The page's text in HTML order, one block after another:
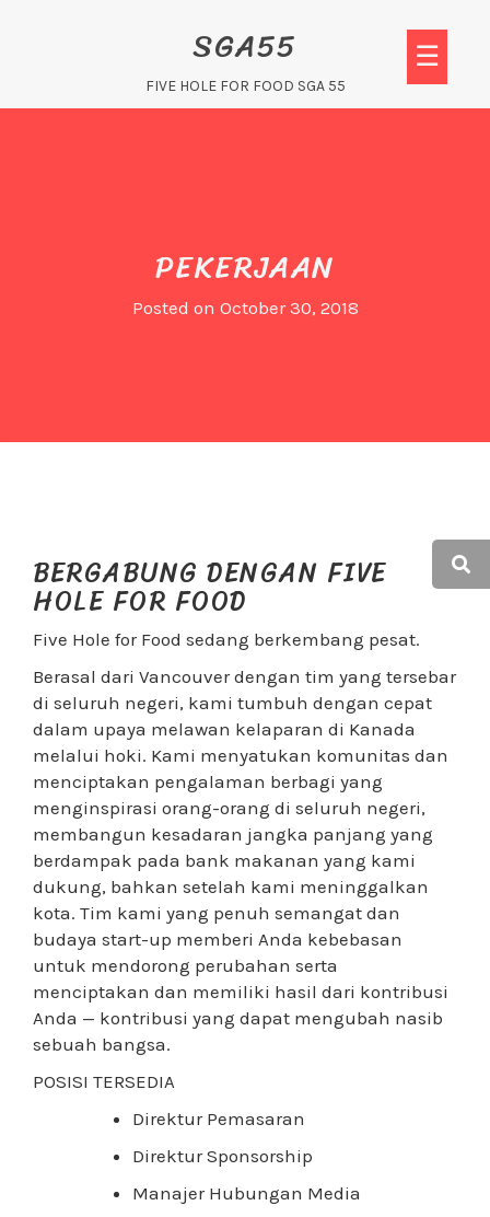
SGA55
FIVE HOLE FOR FOOD SGA 55
☰
PEKERJAAN
Posted on October 30, 2018
BERGABUNG DENGAN FIVE
HOLE FOR FOOD
Five Hole for Food sedang berkembang pesat.
Berasal dari Vancouver dengan tim yang tersebar
di seluruh negeri, kami tumbuh dengan cepat
dalam upaya melawan kelaparan di Kanada
melalui hoki. Kami menyatukan komunitas dan
menciptakan pengalaman berbagi yang
menginspirasi orang-orang di seluruh negeri,
membangun kesadaran jangka panjang yang
berdampak pada bank makanan yang kami
dukung, bahkan setelah kami meninggalkan
kota. Tim kami yang penuh semangat dan
budaya start-up memberi Anda kebebasan
untuk mendorong perubahan serta
menciptakan dan memiliki hasil dari kontribusi
Anda — kontribusi yang dapat mengubah nasib
sebuah bangsa.
POSISI TERSEDIA
Direktur Pemasaran
Direktur Sponsorship
Manajer Hubungan Media